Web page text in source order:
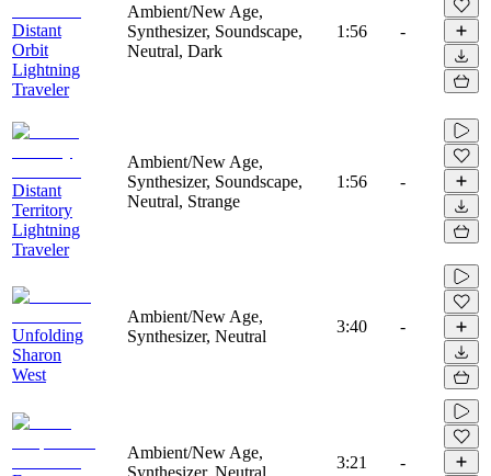
Distant
Orbit
Lightning
Traveler
Ambient/New Age,
Synthesizer, Soundscape,
Neutral, Dark
1:56 -
Distant
Territory
Lightning
Traveler
Ambient/New Age,
Synthesizer, Soundscape,
Neutral, Strange
1:56 -
Unfolding
Sharon
West
Ambient/New Age,
Synthesizer, Neutral
3:40 -
Ambient/New Age,
Synthesizer, Neutral
3:21 -